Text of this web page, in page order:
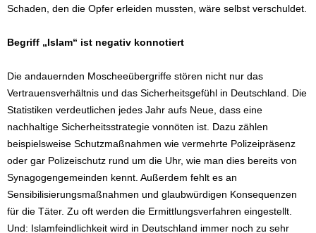
Schaden, den die Opfer erleiden mussten, wäre selbst verschuldet.
Begriff „Islam“ ist negativ konnotiert
Die andauernden Moscheeübergriffe stören nicht nur das
Vertrauensverhältnis und das Sicherheitsgefühl in Deutschland. Die
Statistiken verdeutlichen jedes Jahr aufs Neue, dass eine
nachhaltige Sicherheitsstrategie vonnöten ist. Dazu zählen
beispielsweise Schutzmaßnahmen wie vermehrte Polizeipräsenz
oder gar Polizeischutz rund um die Uhr, wie man dies bereits von
Synagogengemeinden kennt. Außerdem fehlt es an
Sensibilisierungsmaßnahmen und glaubwürdigen Konsequenzen
für die Täter. Zu oft werden die Ermittlungsverfahren eingestellt.
Und: Islamfeindlichkeit wird in Deutschland immer noch zu sehr